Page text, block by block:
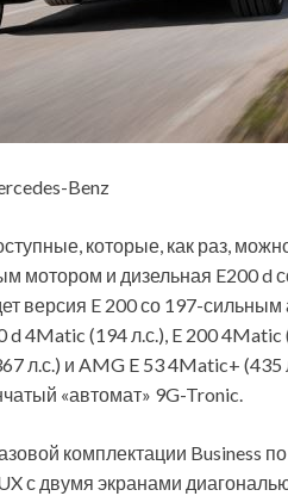
Benz
которые, как раз, можно
мотором и дизельная E200 d
версия E 200 со 197-сильным
4Matic (194 л.с.), E 200 4Matic
л.с.) и AMG E 53 4Matic+ (435
«автомат» 9G-Tronic.
комплектации Business
с двумя экранами